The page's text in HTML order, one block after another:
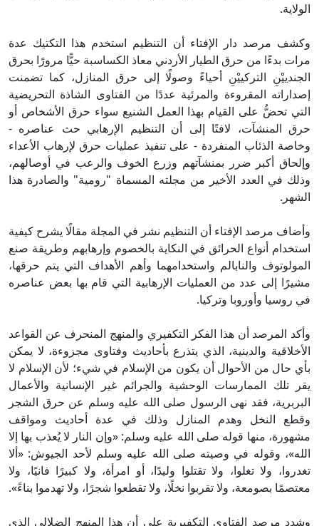
الولاية.
وكشف مرصد دار الإفتاء أن التنظيم استخدم هذا التكتيك عدة
مرات بدءًا من حرق الطيار الأردني معاذ الكساسبة حيًّا مرورًا بحرق
الجندييْنِ التركييْنِ أحياءً وصولًا إلى حرق المنازل، كما تضمنت
إصداراته المقروءة والمرئية عددًا من الفتاوى الشاذة التحريضية
التي تحضُّ على القيام بهذا العمل الشنيع سواء حرق الأشخاص أو
حرق المنشآت، لافتًا إلى أن التنظيم الإرهابي حث عناصره -
وخاصة الذئاب المنفردة - على تنفيذ عمليات حرق لإرهاب الأعداء
وإلحاق أكبر ضرر بمنشآتهم وزرع الخوف والرعب في أوصالهم،
وذلك في العدد الأخير من مجلته المسماة "رومية" والصادرة هذا
الشهر.
وأضاف مرصد الإفتاء أن التنظيم نشر في المجلة مقالًا يشرح كيفية
استخدام أنواع الحرائق في النكاية بالخصوم وإرهابهم وطريقة صنع
المولوتوف والنابالم واستخدامهما وأهم الأهداف التي يتم حرقها،
مشيرًا إلى عدد من العمليات الإرهابية التي قام بها بعض عناصره
في روسيا وأوروبا وتركيا.
وأكد المرصد أن هذا الفكر التكفيري والمنهج المنحرف عن القواعد
الأخلاقية والدينية، الذي يتذرع بأحاديث وفتاوى مجزوءة، لا يمكن
بأي حال من الأحوال أن يكون من الإسلام في شيء؛ لأن الإسلام لا
يقر تلك الممارسات الوحشية والجرائم غير الإنسانية والأعمال
البربرية، فقد نهى الرسول صلى الله عليه وسلم عن حرق الشجر
وقطع النخل وهدم المنازل وذلك في عدة أحاديث ومواقف
مشهورة، منها قوله صلى الله عليه وسلم: «وإن النار لا يُعذب بها إلا
الله»، وقوله في وصيته صلى الله عليه وسلم لأحد الجيوش: «ألا
تغدروا، ولا تغلوا، ولا تقتلوا وليدًا، أو امرأة، ولا كبيرًا فانيًا، ولا
معتصمًا بصومعة، ولا تقربوا نخلًا، ولا تقطعوا شجرًا، ولا تهدموا بناءً».
وشدد مرصد الفتاوى التكفيرية على أن هذا المنهج الضلالي الذي